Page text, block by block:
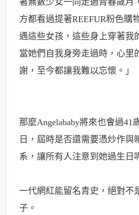
著無數少女一同走過青春歲月
方都看過提著REEFUR粉色購
遇這些女孩，這些身上穿著我
當她們自我身旁走過時，心里
謝，至今都讓我難以忘懷。」
那麼Angelababy將來也會過41
日，屆時是否還需要憑炒作與
系，讓所有人注意到她過生日
一代網紅能留名青史，絕對不
子。